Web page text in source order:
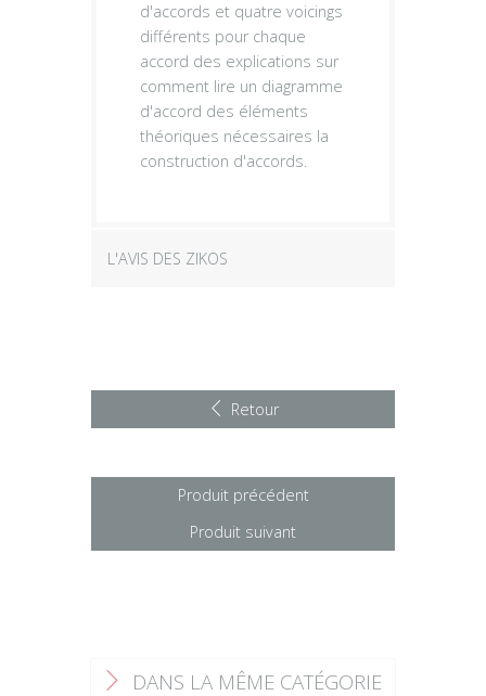
d'accords et quatre voicings
différents pour chaque
accord des explications sur
comment lire un diagramme
d'accord des éléments
théoriques nécessaires la
construction d'accords.
L'AVIS DES ZIKOS
Retour
Produit précédent
Produit suivant
F DANS LA MÊME CATÉGORIE